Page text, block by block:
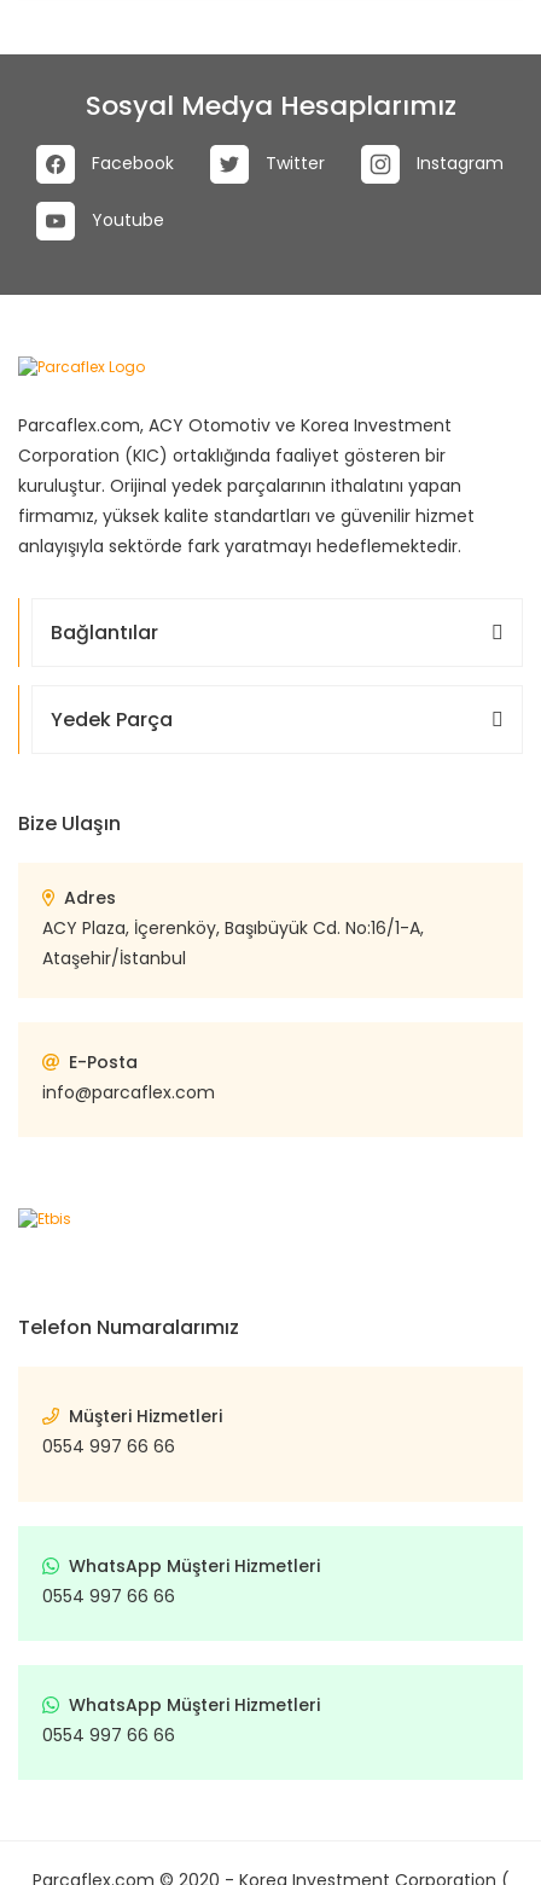
Sosyal Medya Hesaplarımız
Facebook Twitter Instagram
Youtube
Parcaflex.com, ACY Otomotiv ve Korea Investment
Corporation (KIC) ortaklığında faaliyet gösteren bir
kuruluştur. Orijinal yedek parçalarının ithalatını yapan
firmamız, yüksek kalite standartları ve güvenilir hizmet
anlayışıyla sektörde fark yaratmayı hedeflemektedir.
Bağlantılar
Yedek Parça
Bize Ulaşın
Adres
ACY Plaza, İçerenköy, Başıbüyük Cd. No:16/1-A,
Ataşehir/İstanbul
E-Posta
info@parcaflex.com
Telefon Numaralarımız
Müşteri Hizmetleri
0554 997 66 66
WhatsApp Müşteri Hizmetleri
0554 997 66 66
WhatsApp Müşteri Hizmetleri
0554 997 66 66
Parcaflex.com © 2020 - Korea Investment Corporation (